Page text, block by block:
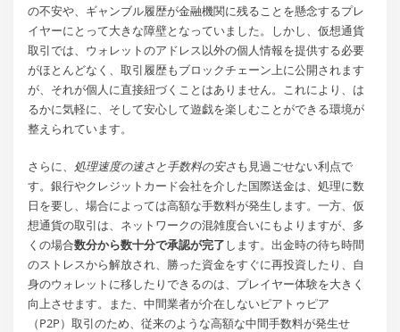
の不安や、ギャンブル履歴が金融機関に残ることを懸念するプレ
イヤーにとって大きな障壁となっていました。しかし、仮想通貨
取引では、ウォレットのアドレス以外の個人情報を提供する必要
がほとんどなく、取引履歴もブロックチェーン上に公開されます
が、それが個人に直接紐づくことはありません。これにより、は
るかに気軽に、そして安心して遊戯を楽しむことができる環境が
整えられています。
さらに、 処理速度の速さと手数料の安さも見過ごせない利点で
す。銀行やクレジットカード会社を介した国際送金は、処理に数
日を要し、場合によっては高額な手数料が発生します。一方、仮
想通貨の取引は、ネットワークの混雑度合いにもよりますが、多
くの場合数分から数十分で承認が完了します。出金時の待ち時間
のストレスから解放され、勝った資金をすぐに再投資したり、自
身のウォレットに移したりできるのは、プレイヤー体験を大きく
向上させます。また、中間業者が介在しないピアトゥピア
（P2P）取引のため、従来のような高額な中間手数料が発生せ